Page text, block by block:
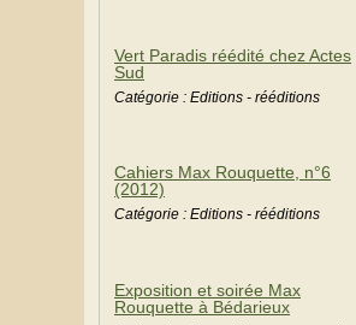
Vert Paradis réédité chez Actes
Sud
Catégorie : Editions - rééditions
Cahiers Max Rouquette, n°6
(2012)
Catégorie : Editions - rééditions
Exposition et soirée Max
Rouquette à Bédarieux